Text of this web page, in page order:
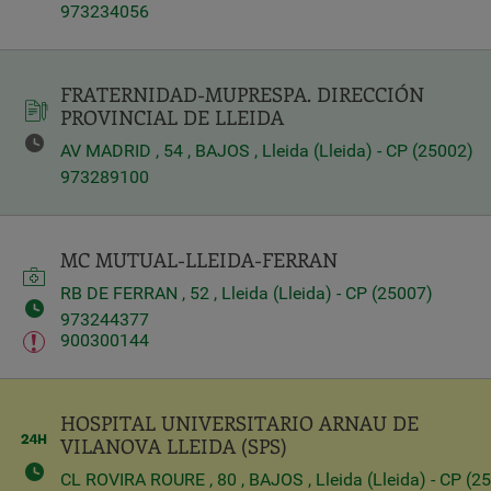
Query
Centros
973234056
FRATERNIDAD-MUPRESPA. DIRECCIÓN
PROVINCIAL DE LLEIDA
AV MADRID , 54 , BAJOS , Lleida (Lleida) - CP (25002)
973289100
MC MUTUAL-LLEIDA-FERRAN
RB DE FERRAN , 52 , Lleida (Lleida) - CP (25007)
973244377
900300144
HOSPITAL UNIVERSITARIO ARNAU DE
VILANOVA LLEIDA (SPS)
CL ROVIRA ROURE , 80 , BAJOS , Lleida (Lleida) - CP